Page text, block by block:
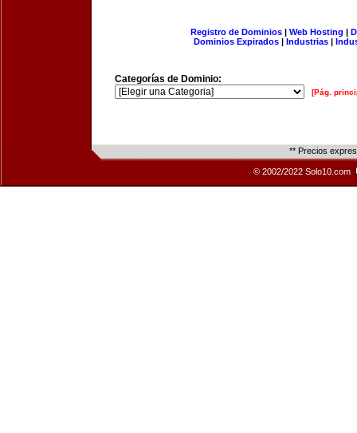
Registro de Dominios| Web Hosting |
Dominios Expirados | Industrias |
Categorías de Dominio:
[Pág.
** Precios
© 2002/2022 Solo10.com